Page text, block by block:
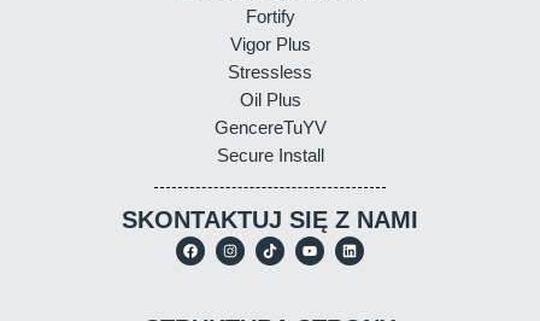
Fortify
Vigor Plus
Stressless
Oil Plus
GencereTuYV
Secure Install
SKONTAKTUJ SIĘ Z NAMI